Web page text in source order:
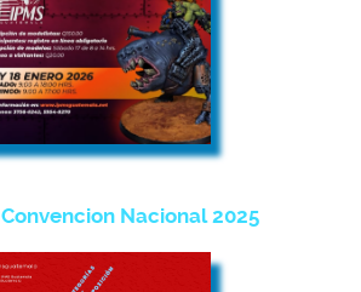
Convencion Nacional 2025